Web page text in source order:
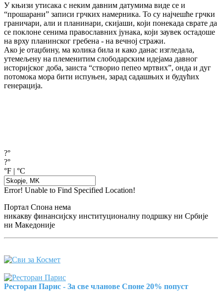
У књизи утисака с неким давним датумима виде се и
“прошарани” записи грчких намерника. То су најчешће грчки
граничари, али и планинари, скијаши, који понекада сврате да
се поклоне сенима православних јунака, који заувек остадоше
на врху планинског гребена - на вечној стражи.
Ако је отаџбину, ма колика била и како данас изгледала,
утемељену на племенитим слободарским идејама давног
историјског доба, заиста “створио пепео мртвих”, онда и дуг
потомока мора бити испуњен, зарад садашњих и будућих
генерација.
?°
?°
°F | °C
Error! Unable to Find Specified Location!
Портал Спона нема
никакву финансијску институционалну подршку ни Србије
ни Македоније
Ресторан Парис - За све чланове Споне 20% попуст